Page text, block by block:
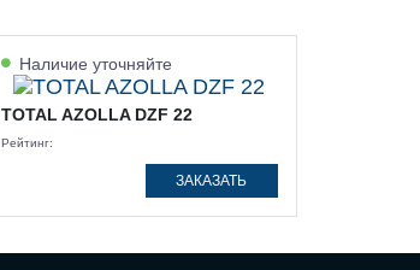
Наличие уточняйте
TOTAL AZOLLA DZF 22
Рейтинг:
ЗАКАЗАТЬ